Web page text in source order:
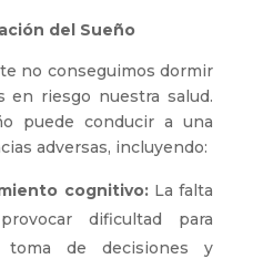
del Sueño
no conseguimos dormir
en riesgo nuestra salud.
puede conducir a una
adversas, incluyendo:
cognitivo:La falta
dificultad para
toma de decisiones y